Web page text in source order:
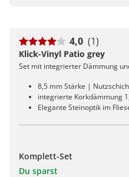
4,0 (1)
Klick-Vinyl Patio grey
Set mit integrierter Dämmung
8,5 mm Stärke |
integrierte Korkdämmung
Elegante Steinoptik im
Komplett-Set
Du sparst